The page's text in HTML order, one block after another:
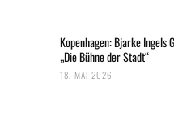
Kopenhagen: Bjarke Ingels
„Die Bühne der Stadt“
18. MAI 2026